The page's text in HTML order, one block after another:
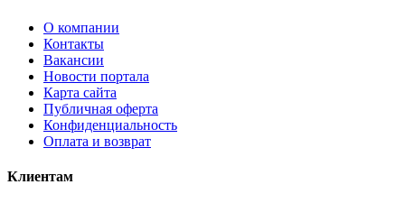
О компании
Контакты
Вакансии
Новости портала
Карта сайта
Публичная оферта
Конфиденциальность
Оплата и возврат
Клиентам